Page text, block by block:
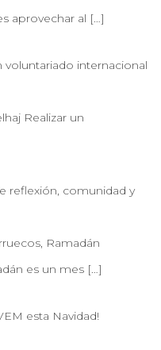
aprovechar al […]
voluntariado internacional
Realizar un
reflexión, comunidad y
Ramadán
es un mes […]
esta Navidad!